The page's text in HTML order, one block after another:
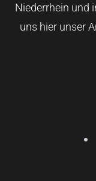
Niederrhein und
uns hier unser